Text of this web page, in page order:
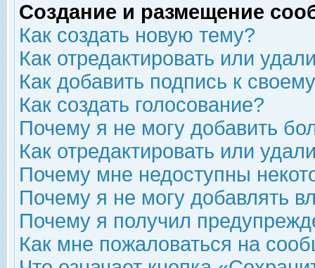
Создание и размещение
Как создать новую тему?
Как отредактировать или
Как добавить подпись к
Как создать голосование?
Почему я не могу добавить
Как отредактировать или
Почему мне недоступны
Почему я не могу добавлять
Почему я получил
Как мне пожаловаться на